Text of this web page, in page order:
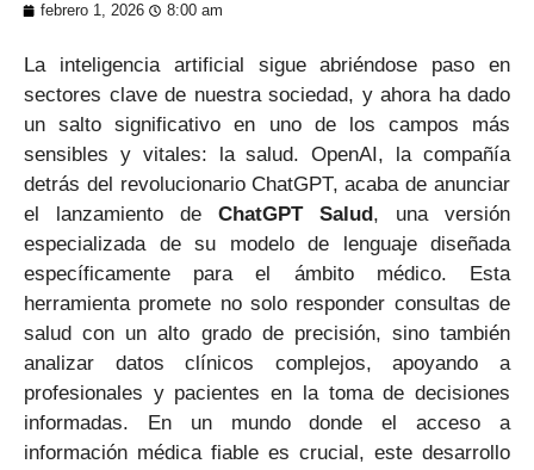
febrero 1, 2026 8:00 am
La inteligencia artificial sigue abriéndose paso en
sectores clave de nuestra sociedad, y ahora ha dado
un salto significativo en uno de los campos más
sensibles y vitales: la salud. OpenAI, la compañía
detrás del revolucionario ChatGPT, acaba de anunciar
el lanzamiento de ChatGPT Salud , una versión
especializada de su modelo de lenguaje diseñada
específicamente para el ámbito médico. Esta
herramienta promete no solo responder consultas de
salud con un alto grado de precisión, sino también
analizar datos clínicos complejos, apoyando a
profesionales y pacientes en la toma de decisiones
informadas. En un mundo donde el acceso a
información médica fiable es crucial, este desarrollo